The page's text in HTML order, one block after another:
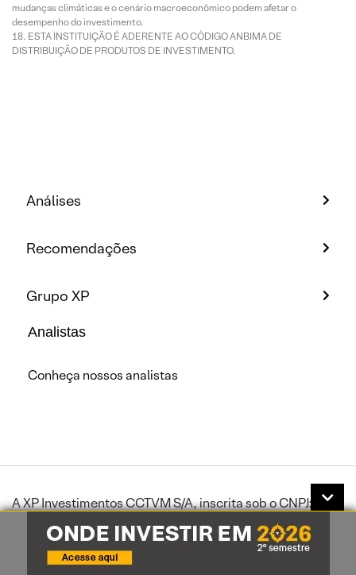
mudanças climáticas e o cenário macroeconômico podem afetar o
desempenho do investimento.
ESTA INSTITUIÇÃO É ADERENTE AO CÓDIGO ANBIMA DE
DISTRIBUIÇÃO DE PRODUTOS DE INVESTIMENTO.
Análises
Recomendações
Grupo XP
Analistas
Conheça nossos analistas
A XP Investimentos CCTVM S/A, inscrita sob o CNPJ:
02.332.886/0001-04, é uma instituição financeira
autorizada a funcionar pelo Banco Central do Brasil.Toda
comunicação através de rede mundial de computadores